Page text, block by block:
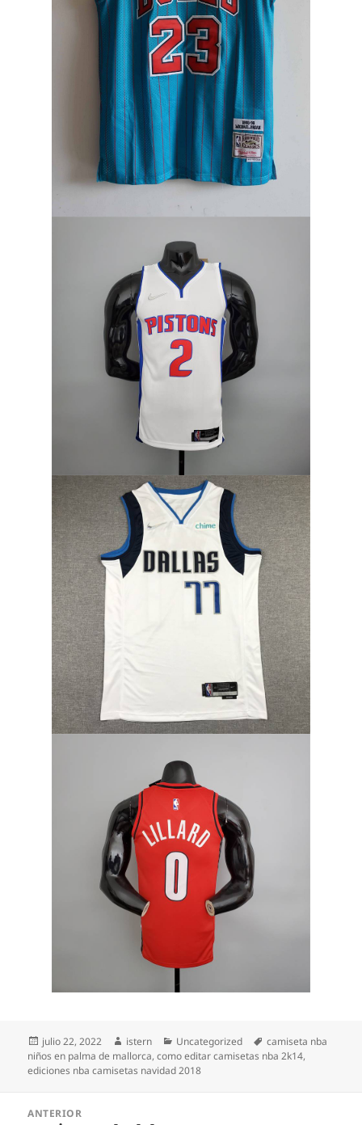
Publicado
el
julio 22, 2022 Autor
istern Categorías
Uncategorized Etiquetas
camiseta nba
niños en palma de mallorca,como editar camisetas nba 2k14,
ediciones nba camisetas navidad 2018
ANTERIOR